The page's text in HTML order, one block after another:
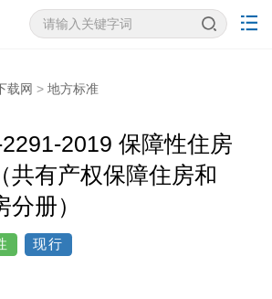
载网 > 地方标准
2019 保障性住房
共有产权保障住房和
册）
现行